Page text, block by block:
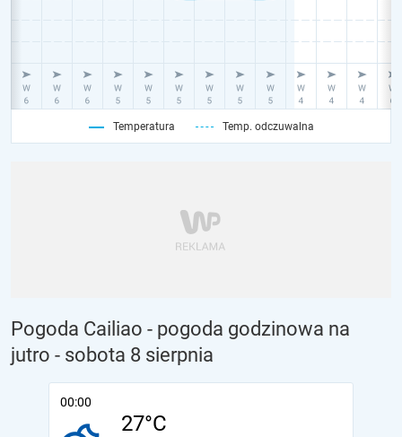
Temperatura Temp. odczuwalna
Pogoda Cailiao - pogoda godzinowa na
jutro - sobota 8 sierpnia
00:00
27°C